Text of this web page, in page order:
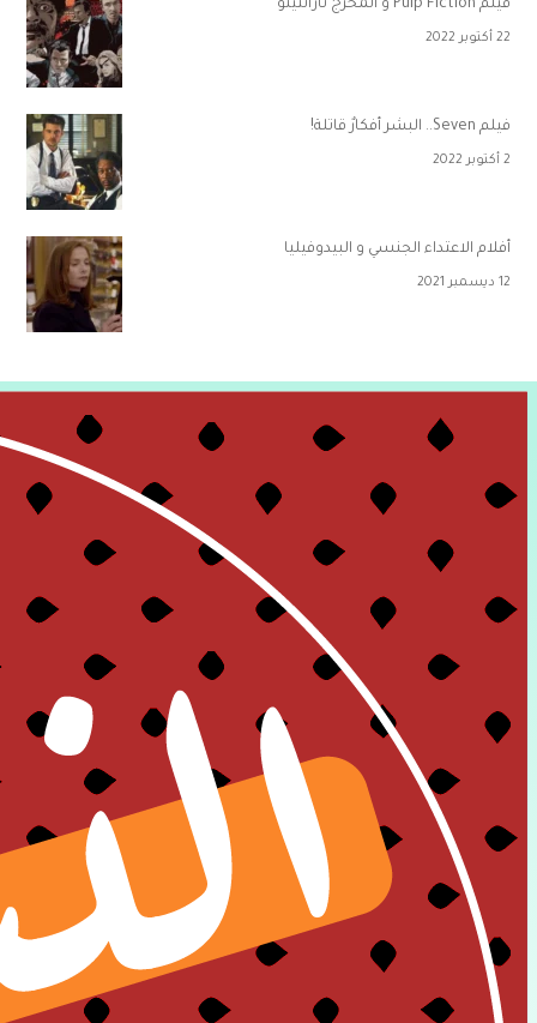
فيلم Pulp Fiction و المخرج تارانتينو
22 أكتوبر 2022
فيلم Seven.. البشر أفكارٌ قاتلة!
2 أكتوبر 2022
أفلام الاعتداء الجنسي و البيدوفيليا
12 ديسمبر 2021